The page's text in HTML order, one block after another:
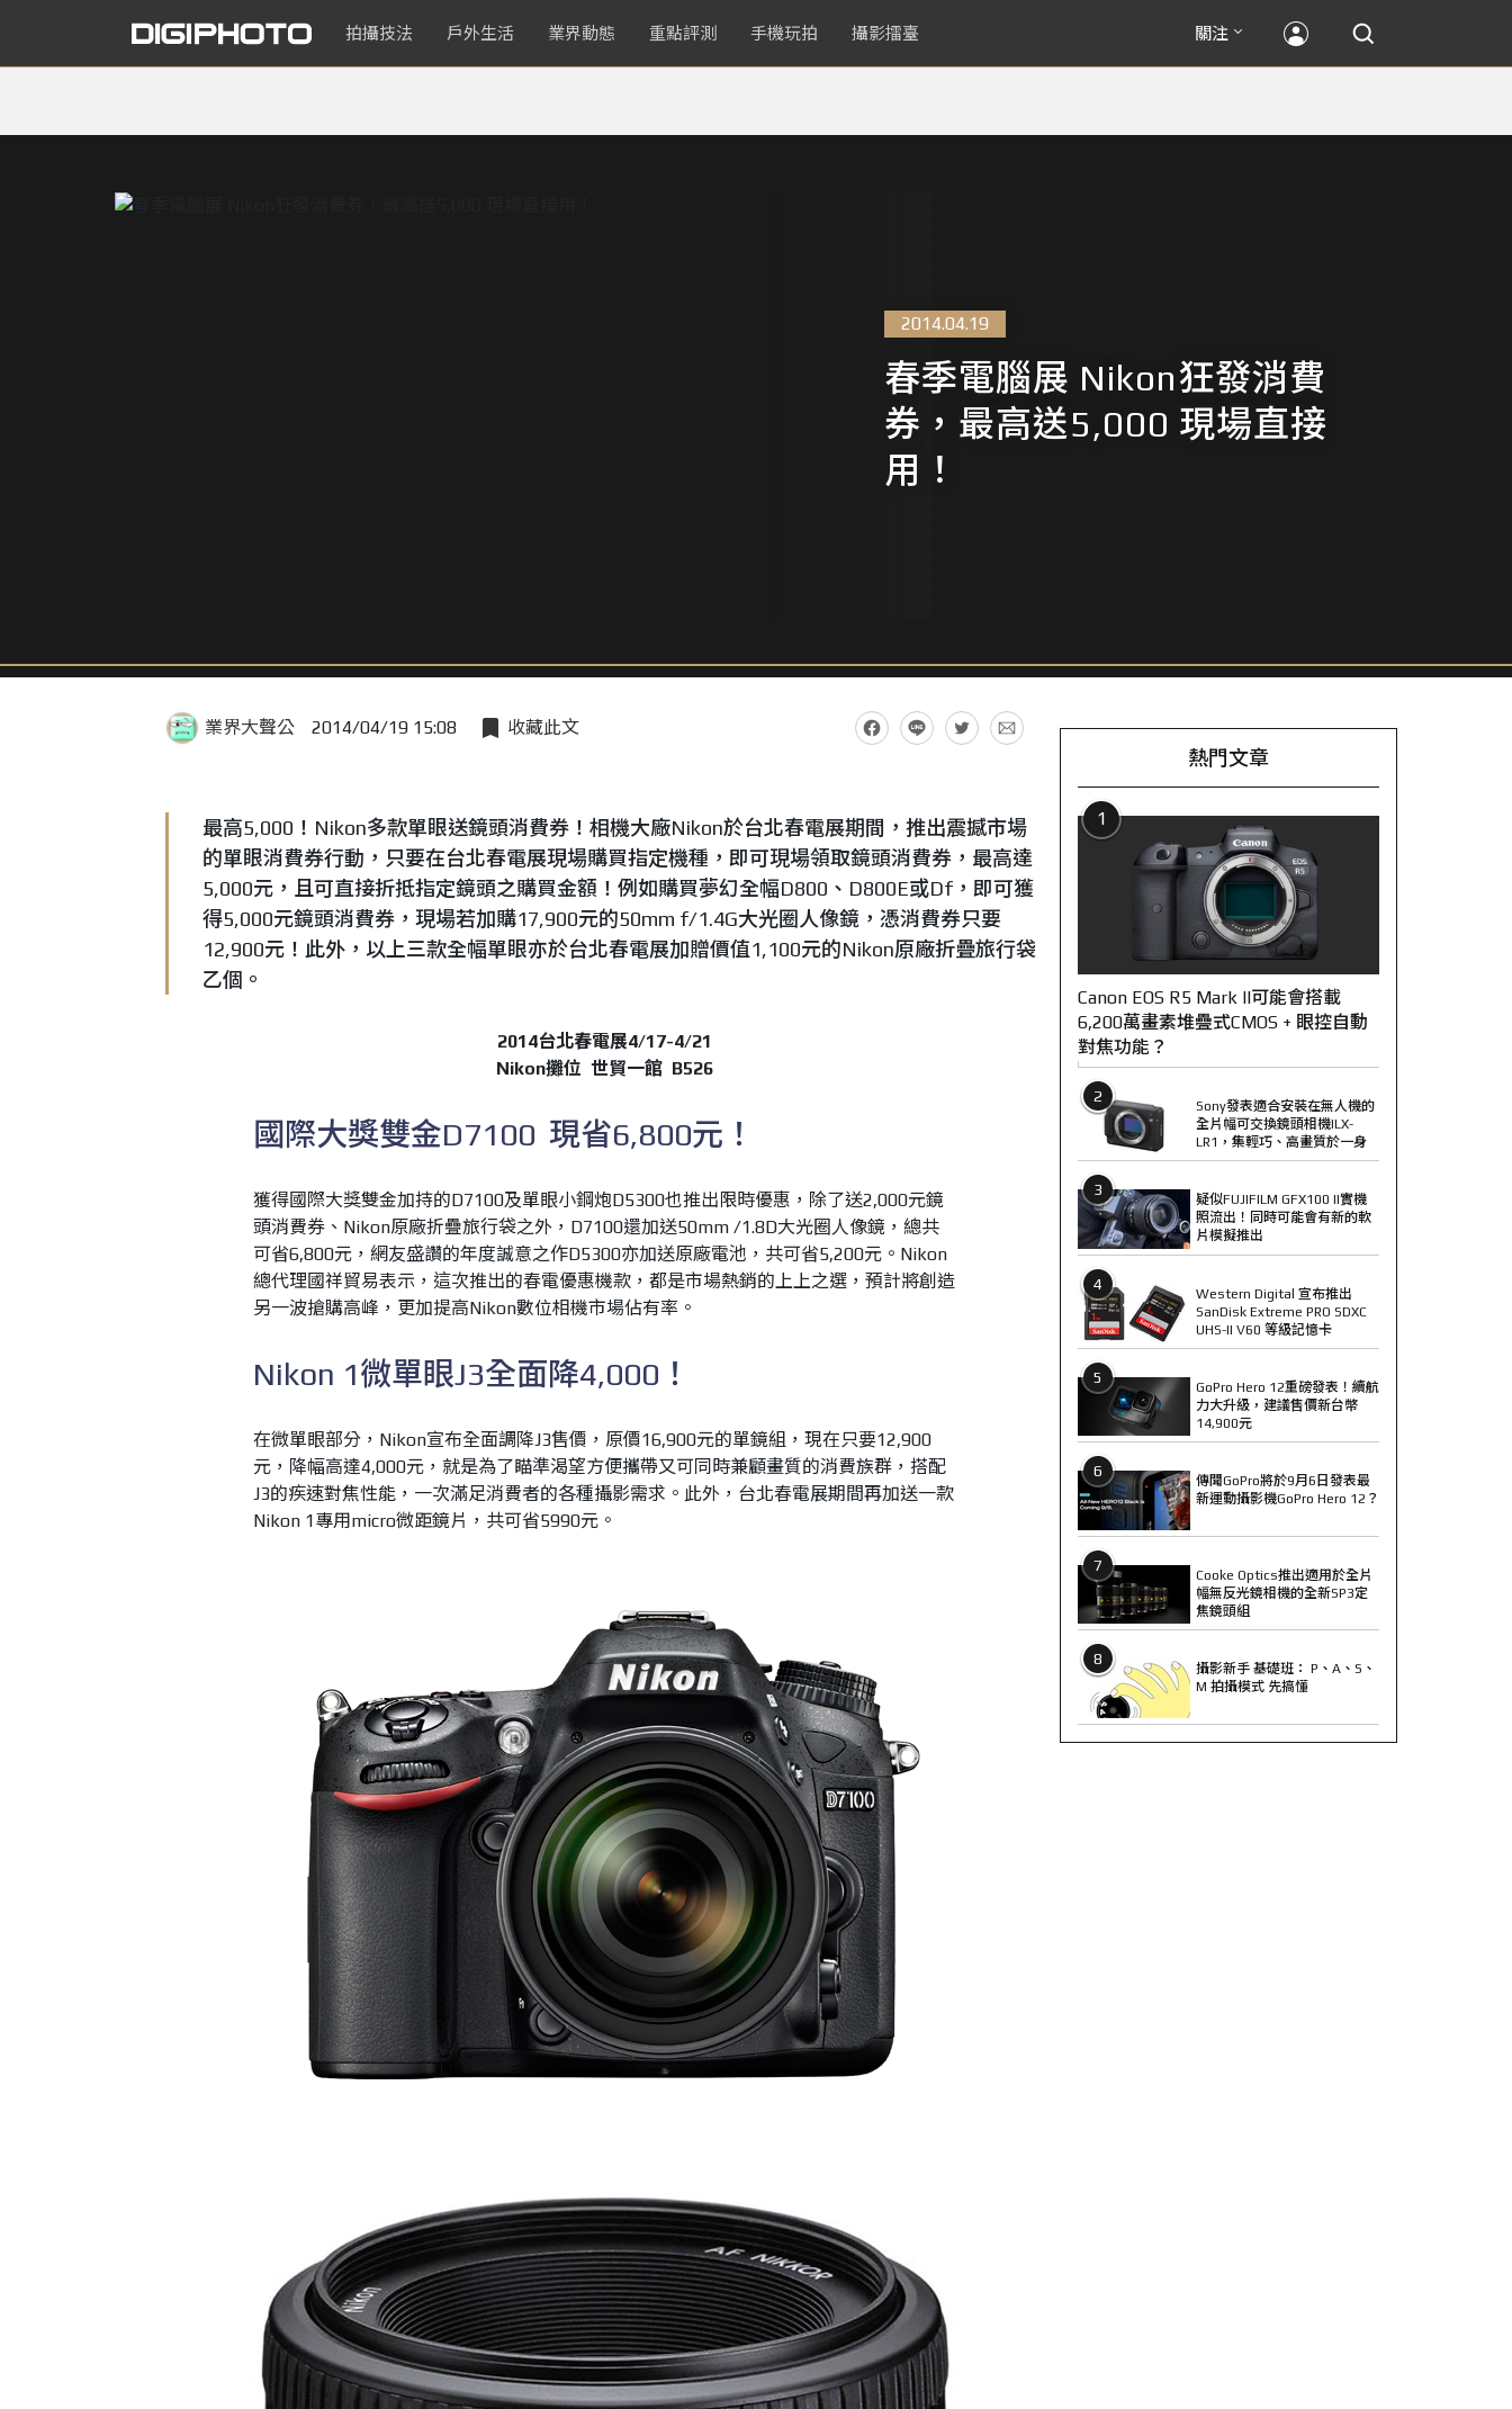
拍攝技法 戶外生活 業界動態 重點評測 手機玩拍 攝影擂臺 關注
2014.04.19
春季電腦展 Nikon狂發消費
券，最高送5,000 現場直接
用！
業界大聲公 2014/04/19 15:08 收藏此文
最高5,000！Nikon多款單眼送鏡頭消費券！相機大廠Nikon於台北春電展期間，推出震撼市場
的單眼消費券行動，只要在台北春電展現場購買指定機種，即可現場領取鏡頭消費券，最高達
5,000元，且可直接折抵指定鏡頭之購買金額！例如購買夢幻全幅D800、D800E或Df，即可獲
得5,000元鏡頭消費券，現場若加購17,900元的50mm f/1.4G大光圈人像鏡，憑消費券只要
12,900元！此外，以上三款全幅單眼亦於台北春電展加贈價值1,100元的Nikon原廠折疊旅行袋
乙個。
2014台北春電展4/17-4/21
Nikon攤位 世貿一館 B526
國際大獎雙金D7100 現省6,800元！
獲得國際大獎雙金加持的D7100及單眼小鋼炮D5300也推出限時優惠，除了送2,000元鏡
頭消費券、Nikon原廠折疊旅行袋之外，D7100還加送50mm /1.8D大光圈人像鏡，總共
可省6,800元，網友盛讚的年度誠意之作D5300亦加送原廠電池，共可省5,200元。Nikon
總代理國祥貿易表示，這次推出的春電優惠機款，都是市場熱銷的上上之選，預計將創造
另一波搶購高峰，更加提高Nikon數位相機市場佔有率。
Nikon 1微單眼J3全面降4,000！
在微單眼部分，Nikon宣布全面調降J3售價，原價16,900元的單鏡組，現在只要12,900
元，降幅高達4,000元，就是為了瞄準渴望方便攜帶又可同時兼顧畫質的消費族群，搭配
J3的疾速對焦性能，一次滿足消費者的各種攝影需求。此外，台北春電展期間再加送一款
Nikon 1專用micro微距鏡片，共可省5990元。
熱門文章
1
Canon EOS R5 Mark II可能會搭載
6,200萬畫素堆疊式CMOS + 眼控自動
對焦功能？
2
Sony發表適合安裝在無人機的
全片幅可交換鏡頭相機ILX-
LR1，集輕巧、高畫質於一身
3
疑似FUJIFILM GFX100 II實機
照流出！同時可能會有新的軟
片模擬推出
4
Western Digital 宣布推出
SanDisk Extreme PRO SDXC
UHS-II V60 等級記憶卡
5
GoPro Hero 12重磅發表！續航
力大升級，建議售價新台幣
14,900元
6
傳聞GoPro將於9月6日發表最
新運動攝影機GoPro Hero 12？
7
Cooke Optics推出適用於全片
幅無反光鏡相機的全新SP3定
焦鏡頭組
8
攝影新手 基礎班： P、A、S、
M 拍攝模式 先搞懂